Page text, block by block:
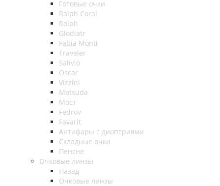
Готовые очки
Ralph Coral
Ralph
Glodiatr
Fabia Monti
Traveler
Salivio
Oscar
Vizzini
Matsuda
Мост
Fedrov
Favarit
Антифары с диоптриями
Складные очки
Пенсне
Очковые линзы
Назад
Очковые линзы